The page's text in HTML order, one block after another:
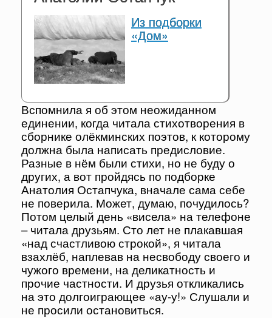
Из подборки
«Дом»
Вспомнила я об этом неожиданном
единении, когда читала стихотворения в
сборнике олёкминских поэтов, к которому
должна была написать предисловие.
Разные в нём были стихи, но не буду о
других, а вот пройдясь по подборке
Анатолия Остапчука, вначале сама себе
не поверила. Может, думаю, почудилось?
Потом целый день «висела» на телефоне
– читала друзьям. Сто лет не плакавшая
«над счастливою строкой», я читала
взахлёб, наплевав на несвободу своего и
чужого времени, на деликатность и
прочие частности. И друзья откликались
на это долгоиграющее «ау-у!» Слушали и
не просили остановиться.